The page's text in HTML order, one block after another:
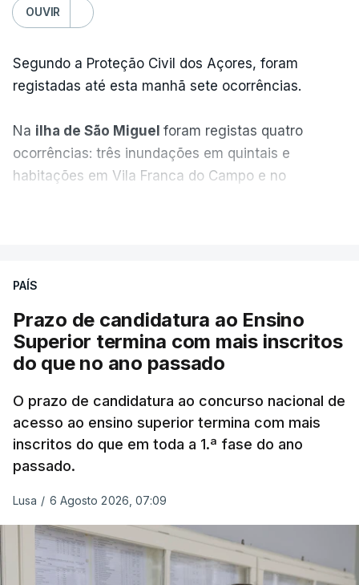
OUVIR
Segundo a Proteção Civil dos Açores, foram
registadas até esta manhã sete ocorrências.
Na ilha de São Miguel foram registas quatro
ocorrências: três inundações em quintais e
habitações em Vila Franca do Campo e no
inundação numa habitação e houve um
deslizamento de terras numa estrada nos Nortes,
que entretanto já foi parcialmente desobstruída.
Terceira
, na Praia da Vitória, o mau tempo
deixou o parque de campismo sem condições
foram por isso realojadas 67 pessoas no parque de
estacionamento da escola profissional, como
explicou à RTP Antena 1 Vânia Ferreira, presidente
ERRO 100
PAÍS
Prazo de candidatura ao Ensino
Superior termina com mais inscritos
do que no ano passado
O prazo de candidatura ao concurso nacional de
acesso ao ensino superior termina com mais
inscritos do que em toda a 1.ª fase do ano
passado.
Lusa / 6 Agosto 2026, 07:09